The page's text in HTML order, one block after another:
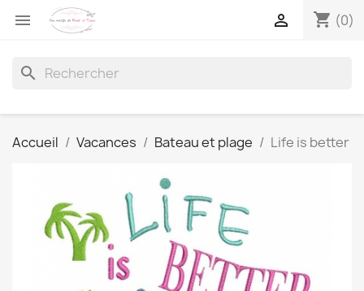
 shopping_cart (0)

search
Accueil Vacances Bateau et plage Life is better